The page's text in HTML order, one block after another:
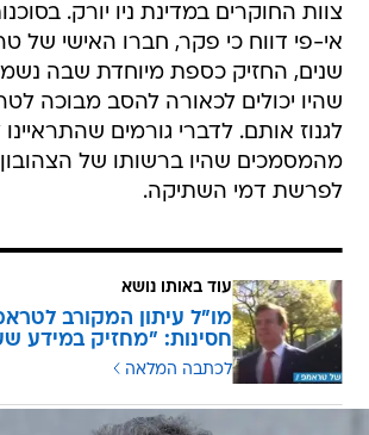
צוות החוקרים במדינת ניו יורק.
אי-פי דווח כי פקר, חברו האישי של
שנים, החזיק כספת מיוחדת שבה
שהיו יכולים לכאורה להסב מבוכה
לגנוז אותם. לדברי גורמים
מהמסמכים שהיו ברשותו של
לפרשת דמי השתיקה.
עוד באותו נושא
מו"ל עיתון המקורב
חסינות: "מחזיק במידע
לכתבה המלאה